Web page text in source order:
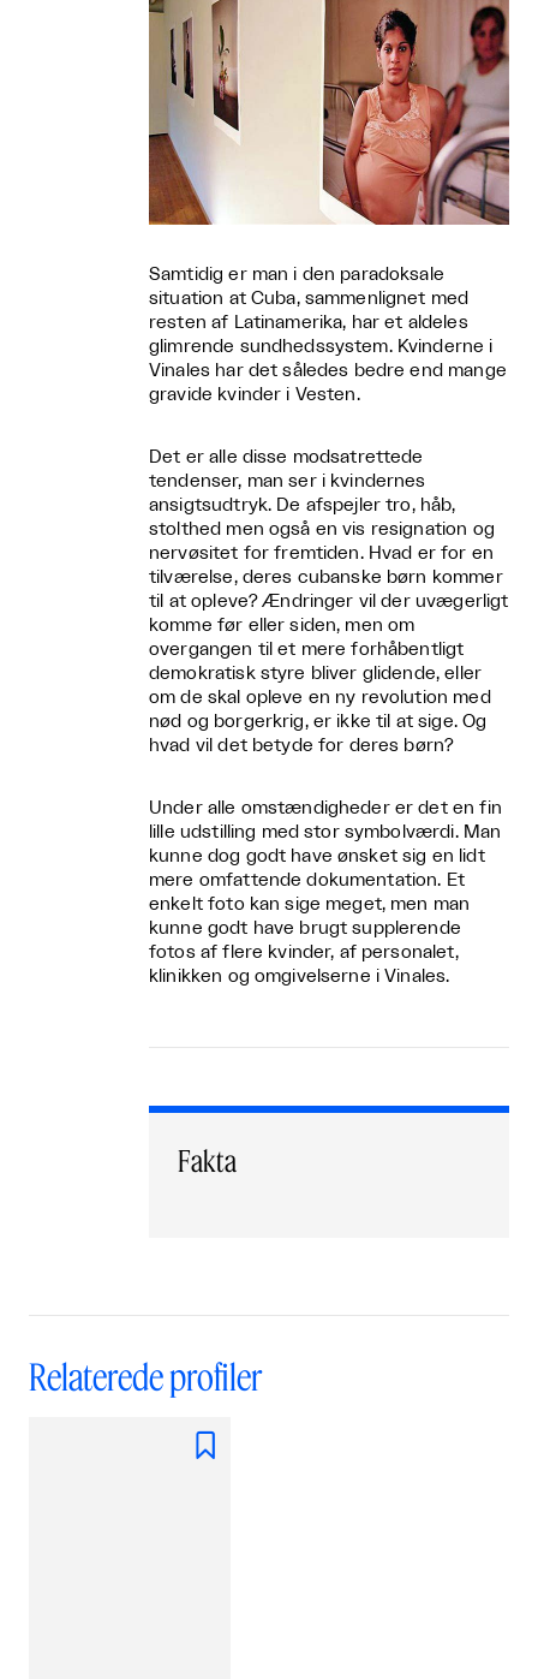
Samtidig er man i den paradoksale
situation at Cuba, sammenlignet med
resten af Latinamerika, har et aldeles
glimrende sundhedssystem. Kvinderne i
Vinales har det således bedre end mange
gravide kvinder i Vesten.
Det er alle disse modsatrettede
tendenser, man ser i kvindernes
ansigtsudtryk. De afspejler tro, håb,
stolthed men også en vis resignation og
nervøsitet for fremtiden. Hvad er for en
tilværelse, deres cubanske børn kommer
til at opleve? Ændringer vil der uvægerligt
komme før eller siden, men om
overgangen til et mere forhåbentligt
demokratisk styre bliver glidende, eller
om de skal opleve en ny revolution med
nød og borgerkrig, er ikke til at sige. Og
hvad vil det betyde for deres børn?
Under alle omstændigheder er det en fin
lille udstilling med stor symbolværdi. Man
kunne dog godt have ønsket sig en lidt
mere omfattende dokumentation. Et
enkelt foto kan sige meget, men man
kunne godt have brugt supplerende
fotos af flere kvinder, af personalet,
klinikken og omgivelserne i Vinales.
Fakta
Relaterede profiler
